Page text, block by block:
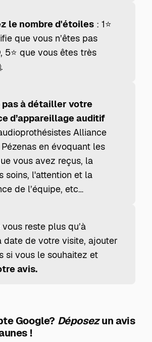
le nombre d'étoiles : 1⭐
que vous n’êtes pas
5⭐ que vous êtes très
pas à détailler votre
d’appareillage auditif
Alliance
en évoquant les
vous avez reçus, la
soins, l'attention et la
de l’équipe, etc…
reste plus qu’à
date de votre visite, ajouter
si vous le souhaitez et
avis.
Google? Déposezun avis
!